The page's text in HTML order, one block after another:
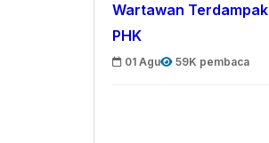
Wartawan Terdampak
PHK
01 Agu 59K pembaca